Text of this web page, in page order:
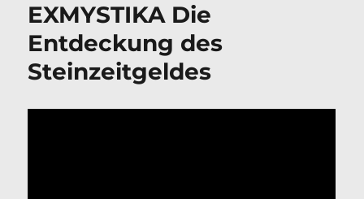
EXMYSTIKA Die
Entdeckung des
Steinzeitgeldes